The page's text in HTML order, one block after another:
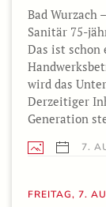
Bad Wurzach
Sanitär 75-
Das ist schon
wird das
Derzeitiger
Generation
7.
FREITAG, 7.